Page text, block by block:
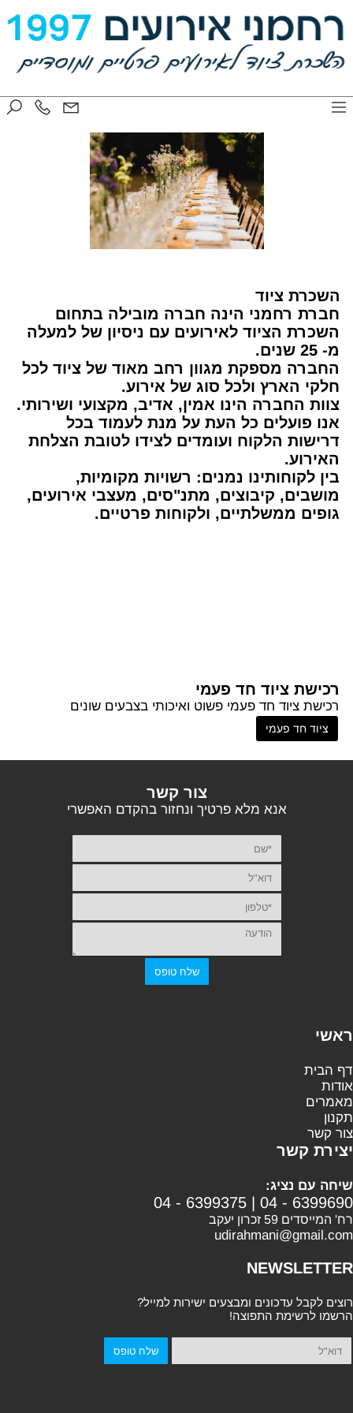
השכרת ציוד
חברת רחמני הינה חברה מובילה בתחום
השכרת הציוד לאירועים עם ניסיון של למעלה
מ- 25 שנים.
החברה מספקת מגוון רחב מאוד של ציוד לכל
חלקי הארץ ולכל סוג של אירוע.
צוות החברה הינו אמין, אדיב, מקצועי ושירותי.
אנו פועלים כל העת על מנת לעמוד בכל
דרישות הלקוח ועומדים לצידו לטובת הצלחת
האירוע.
בין לקוחותינו נמנים: רשויות מקומיות,
מושבים, קיבוצים, מתנ"סים, מעצבי אירועים,
גופים ממשלתיים, ולקוחות פרטיים.
רכישת ציוד חד פעמי
רכישת ציוד חד פעמי פשוט ואיכותי בצבעים שונים
ציוד חד פעמי
צור קשר
אנא מלא פרטיך ונחזור בהקדם האפשרי
ראשי
דף הבית
אודות
מאמרים
תקנון
צור קשר
יצירת קשר
שיחה עם נציג:
04 - 6399375 | 04 - 6399690
רח' המייסדים 59 זכרון יעקב
udirahmani@gmail.com
NEWSLETTER
רוצים לקבל עדכונים ומבצעים ישירות למייל?
הרשמו לרשימת התפוצה!